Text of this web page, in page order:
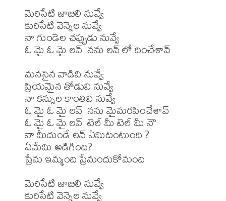
మెరిసేటి జాబిలి నువ్వే
కురిసేటి వెన్నెల నువ్వే
నా గుండెల చప్పుడు నువ్వే
ఓ మై ఓ మై లవ్  నను లవ్ లో దించేశావ్
మనసైన వాడివి నువ్వే
ప్రియమైన తోడువి నువ్వే
నా కన్నుల కాంతివి నువ్వే
ఓ మై ఓ మై లవ్  నను మైమరపించేశావ్
ఓ మై ఓ మై లవ్  టెల్ మీ టెల్ మీ నౌ
నా మీదుండే లవ్ ఏమిటంటుంది ?
ఏమేమి అడిగింది?
ప్రేమ ఇమ్మంది ప్రేమందుకోమంది
మెరిసేటి జాబిలి నువ్వే
కురిసేటి వెన్నెల నువ్వే